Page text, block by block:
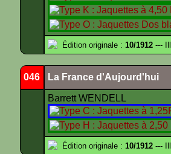
Édition originale : 10/1912 ---
046 La France d'Aujourd'hui
Barrett WENDELL
Édition originale : 10/1912 ---